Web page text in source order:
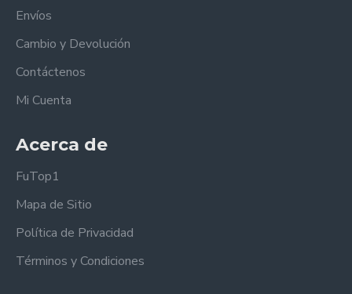
Envíos
Cambio y Devolución
Contáctenos
Mi Cuenta
Acerca de
FuTop1
Mapa de Sitio
Política de Privacidad
Términos y Condiciones